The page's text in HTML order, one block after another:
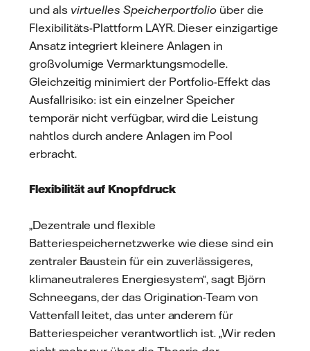
und als virtuelles Speicherportfolio über die
Flexibilitäts-Plattform LAYR. Dieser einzigartige
Ansatz integriert kleinere Anlagen in
großvolumige Vermarktungsmodelle.
Gleichzeitig minimiert der Portfolio-Effekt das
Ausfallrisiko: ist ein einzelner Speicher
temporär nicht verfügbar, wird die Leistung
nahtlos durch andere Anlagen im Pool
erbracht.
Flexibilität auf Knopfdruck
„Dezentrale und flexible
Batteriespeichernetzwerke wie diese sind ein
zentraler Baustein für ein zuverlässigeres,
klimaneutraleres Energiesystem“, sagt Björn
Schneegans, der das Origination-Team von
Vattenfall leitet, das unter anderem für
Batteriespeicher verantwortlich ist. „Wir reden